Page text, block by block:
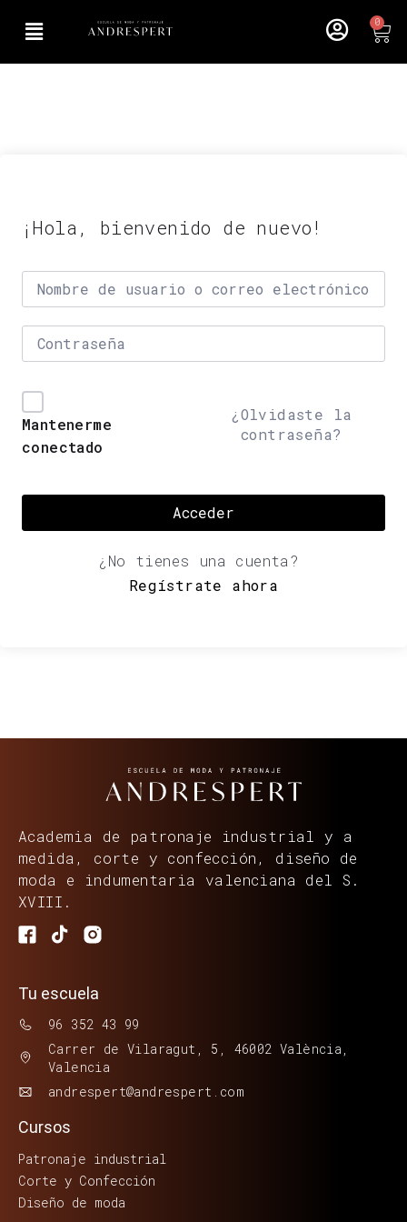
0
¡Hola, bienvenido de nuevo!
Mantenerme
conectado
¿Olvidaste la
contraseña?
Acceder
¿No tienes una cuenta?
Regístrate ahora
Academia de patronaje industrial y a
medida, corte y confección, diseño de
moda e indumentaria valenciana del S.
XVIII.
Tu escuela
96 352 43 99
Carrer de Vilaragut, 5, 46002 València,
Valencia
andrespert@andrespert.com
Cursos
Patronaje industrial
Corte y Confección
Diseño de moda